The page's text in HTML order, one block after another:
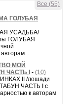
Все (55)
ГОЛУБАЯ
УСАДЬБА/
ГОЛУБАЯ
МОЙ
ЧАСТЬ I
- (10)
II /лошади
ЧАСТЬ I с
к авторам